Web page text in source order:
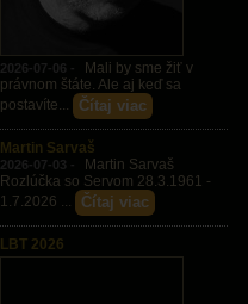
2026-07-06 -
Mali by sme žiť v
právnom štáte. Ale aj keď sa
postavíte...
Čítaj viac
Martin Sarvaš
2026-07-03 -
Martin Sarvaš
Rozlúčka so Servom 28.3.1961 -
1.7.2026 ...
Čítaj viac
LBT 2026